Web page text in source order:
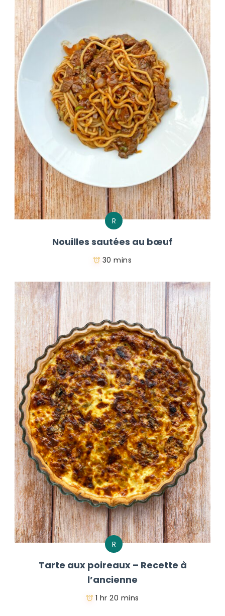
R
Nouilles sautées au bœuf
30 mins
R
Tarte aux poireaux – Recette à
l’ancienne
1 hr 20 mins